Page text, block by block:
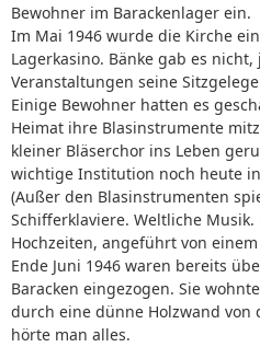
Bewohner im Barackenlager ein.
Im Mai 1946 wurde die Kirche
Lagerkasino. Bänke gab es
Veranstaltungen seine
Einige Bewohner hatten es
Heimat ihre Blasinstrumente
kleiner Bläserchor ins Leben
wichtige Institution noch heute
(Außer den Blasinstrumenten
Schifferklaviere. Weltliche
Hochzeiten, angeführt von
Ende Juni 1946 waren bereits
Baracken eingezogen. Sie
durch eine dünne Holzwand von
hörte man alles.